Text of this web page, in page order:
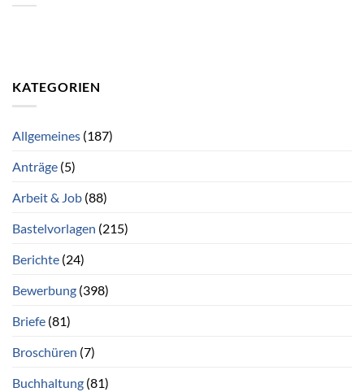
KATEGORIEN
Allgemeines (187)
Anträge (5)
Arbeit & Job (88)
Bastelvorlagen (215)
Berichte (24)
Bewerbung (398)
Briefe (81)
Broschüren (7)
Buchhaltung (81)